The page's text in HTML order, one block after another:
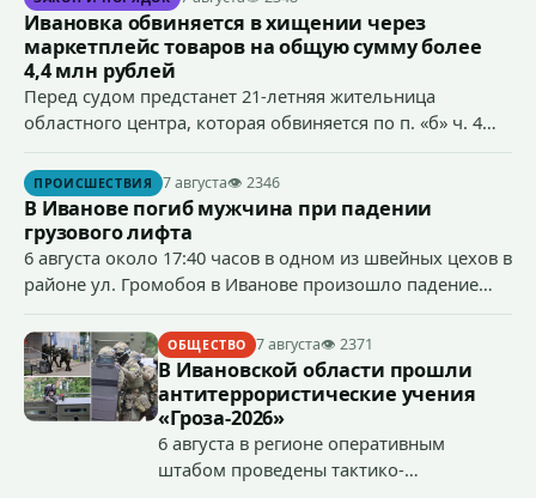
Ивановка обвиняется в хищении через
маркетплейс товаров на общую сумму более
4,4 млн рублей
Перед судом предстанет 21-летняя жительница
областного центра, которая обвиняется по п. «б» ч. 4
сумму более 4,4 млн рублей через маркетплейс.
ПРОИСШЕСТВИЯ 7 августа👁 2346
В Иванове погиб мужчина при падении
грузового лифта
6 августа около 17:40 часов в одном из швейных цехов в
районе ул. Громобоя в Иванове произошло падение
ОБЩЕСТВО 7 августа👁 2371
В Ивановской области прошли
антитеррористические учения
«Гроза-2026»
6 августа в регионе оперативным
штабом проведены тактико-